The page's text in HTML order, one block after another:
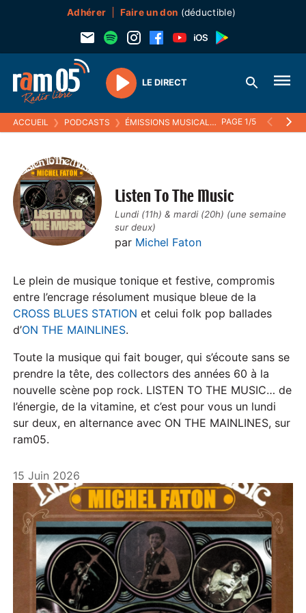
Adhérer Faire un don (déductible)
Play
LE DIRECT
ACCUEIL ❯ PODCASTS ❯ ÉMISSIONS MUSICALES ❯ LISTEN TO THE
PAGE 1/5
Listen To The Music
Lundi (11h) & mardi (20h) (une semaine
sur deux)
par Michel Faton
Le plein de musique tonique et festive, compromis
entre l’encrage résolument musique bleue de la
CROSS BLUES STATION et celui folk pop ballades
d’ON THE MAINLINES.
Toute la musique qui fait bouger, qui s’écoute sans se
prendre la tête, des collectors des années 60 à la
nouvelle scène pop rock. LISTEN TO THE MUSIC… de
l’énergie, de la vitamine, et c’est pour vous un lundi
sur deux, en alternance avec ON THE MAINLINES, sur
ram05.
15 Juin 2026